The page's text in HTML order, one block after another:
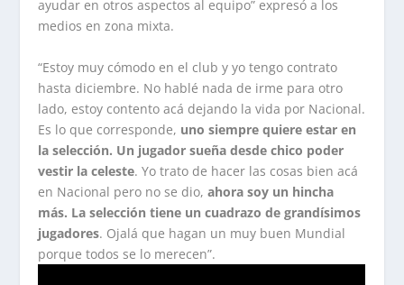
ayudar en otros aspectos al equipo” expresó a los
medios en zona mixta.
“Estoy muy cómodo en el club y yo tengo contrato
hasta diciembre. No hablé nada de irme para otro
lado, estoy contento acá dejando la vida por Nacional.
Es lo que corresponde, uno siempre quiere estar en
la selección. Un jugador sueña desde chico poder
vestir la celeste. Yo trato de hacer las cosas bien acá
en Nacional pero no se dio,ahora soy un hincha
más. La selección tiene un cuadrazo de grandísimos
jugadores. Ojalá que hagan un muy buen Mundial
porque todos se lo merecen”.